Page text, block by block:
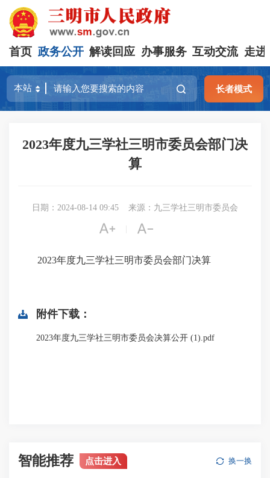
首页 政务公开 解读回应 办事服务 互动交流 走进
长者模式
2023年度九三学社三明市委员会部门决
算
日期：2024-08-14 09:45 来源：九三学社三明市委员会
 
2023年度九三学社三明市委员会部门决算
附件下载：
2023年度九三学社三明市委员会决算公开 (1).pdf
智能推荐 点击进入 换一换